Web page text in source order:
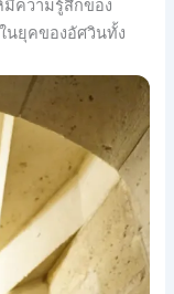
ความรู้สึกของ
นยุคของอัศวินทั้ง